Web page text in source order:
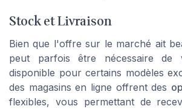
Stock et Livraison
Bien que l'offre sur le marché ait
peut parfois être nécessaire de
disponible pour certains modèles
des magasins en ligne offrent des
flexibles, vous permettant de